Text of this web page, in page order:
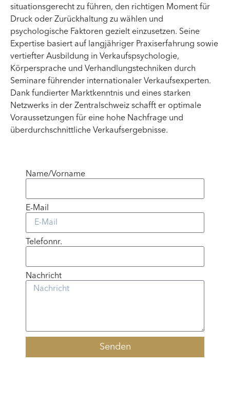
situationsgerecht zu führen, den richtigen Moment für
Druck oder Zurückhaltung zu wählen und
psychologische Faktoren gezielt einzusetzen. Seine
Expertise basiert auf langjähriger Praxiserfahrung sowie
vertiefter Ausbildung in Verkaufspsychologie,
Körpersprache und Verhandlungstechniken durch
Seminare führender internationaler Verkaufsexperten.
Dank fundierter Marktkenntnis und eines starken
Netzwerks in der Zentralschweiz schafft er optimale
Voraussetzungen für eine hohe Nachfrage und
überdurchschnittliche Verkaufsergebnisse.
Name/Vorname
E-Mail
Telefonnr.
Nachricht
Senden